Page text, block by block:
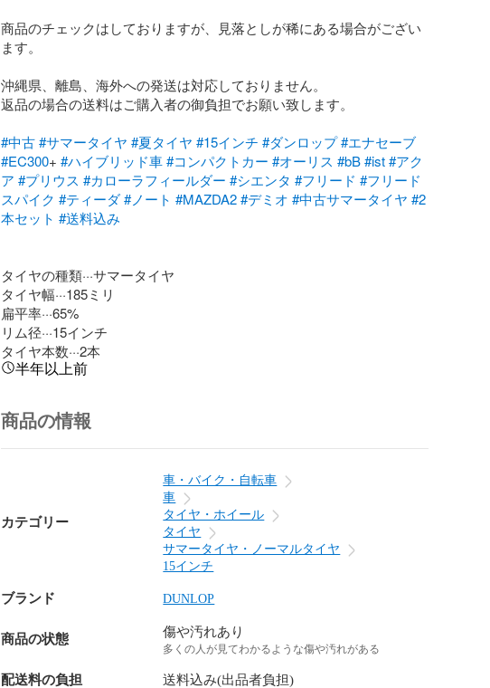
商品のチェックはしておりますが、見落としが稀にある場合がござい
ます。
沖縄県、離島、海外への発送は対応しておりません。
返品の場合の送料はご購入者の御負担でお願い致します。
#中古 #サマータイヤ #夏タイヤ #15インチ #ダンロップ #エナセーブ
#EC300+ #ハイブリッド車 #コンパクトカー #オーリス #bB #ist #アク
ア #プリウス #カローラフィールダー #シエンタ #フリード #フリード
スパイク #ティーダ #ノート #MAZDA2 #デミオ #中古サマータイヤ #2
本セット #送料込み
タイヤの種類···サマータイヤ
タイヤ幅···185ミリ
扁平率···65%
リム径···15インチ
タイヤ本数···2本
半年以上前
商品の情報
カテゴリー
車・バイク・自転車
車
タイヤ・ホイール
タイヤ
サマータイヤ・ノーマルタイヤ
15インチ
ブランド DUNLOP
商品の状態 傷や汚れあり
多くの人が見てわかるような傷や汚れがある
配送料の負担 送料込み(出品者負担)